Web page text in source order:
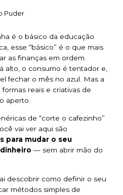
Puder
é o básico da educação
esse “básico” é o que mais
as finanças em ordem.
alto, o consumo é tentador e,
fechar o mês no azul. Mas a
reais e criativas de
aperto.
de “corte o cafezinho”
vai ver aqui são
para mudar o seu
— sem abrir mão do
descobrir como definir o seu
métodos simples de